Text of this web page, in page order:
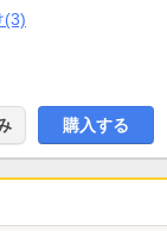
(3)
購入する